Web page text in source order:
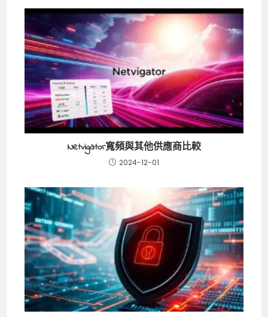
Netvigator寬頻與其他供應商比較
2024-12-01